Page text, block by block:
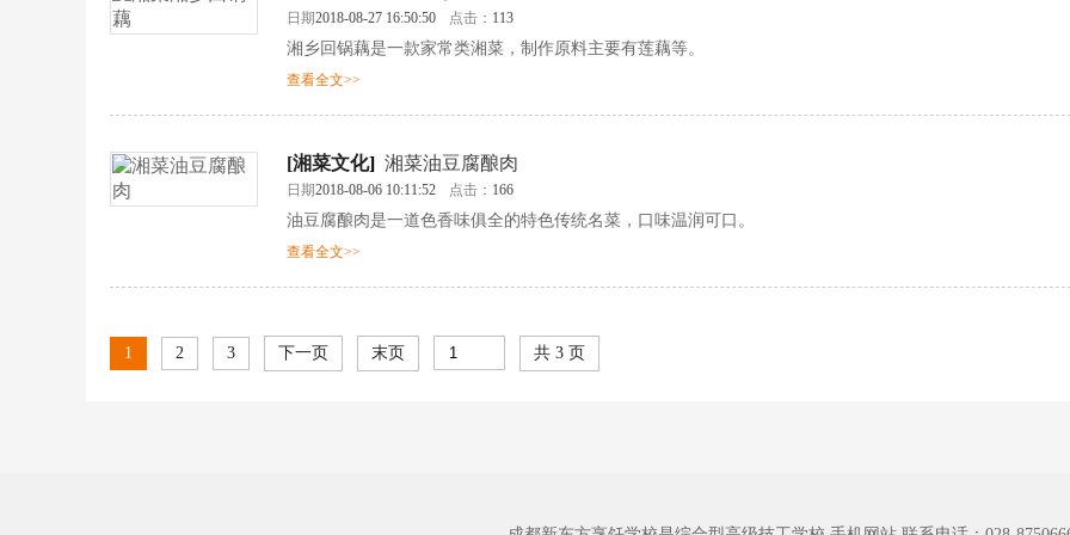
日期2018-08-27 16:50:50 点击： 113
湘乡回锅藕是一款家常类湘菜，制作原料主要有莲藕等。
查看全文>>
[湘菜文化] 湘菜油豆腐酿肉
日期2018-08-06 10:11:52 点击： 166
油豆腐酿肉是一道色香味俱全的特色传统名菜，口味温润可口。
查看全文>>
1 2 3 下一页 末页 共 3 页